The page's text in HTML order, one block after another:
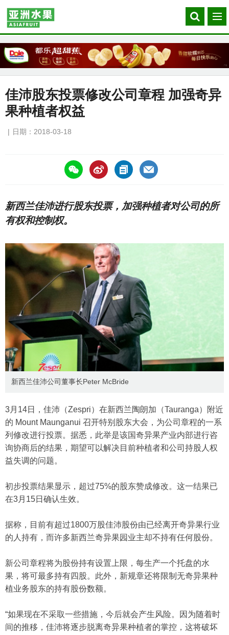
Search
our
菜
单
佳沛股东投票修改公司章程 加强奇异
果种植者权益
日期：2018-03-18
https://asiafruitchina.net/16737.html
新西兰佳沛进行股东投票，加强种植者对公司的所
有权和控制权。
新西兰佳沛公司董事长Peter McBride
3月14日，佳沛（Zespri）在新西兰陶朗加（Tauranga）附近
的 Mount Maunganui 召开特别股东大会，为公司章程的一系
列修改进行投票。据悉，此举是该国奇异果产业内部进行咨
询协商后的结果，期望可以解决目前种植者和公司持股人权
益失调的问题。
初步投票结果显示，超过75%的股东赞成修改。这一结果已
在3月15日确认生效。
据称，目前有超过1800万股佳沛股份由已经离开奇异果行业
的人持有，而许多新西兰奇异果园业主却不持有任何股份。
新公司章程将为股份持有设置上限，每生产一个托盘的水
果，将可最多持有四股。此外，新规章还将限制无奇异果种
植业务股东的持有股份数额。
“如果现在不采取一些措施，今后就会产生风险。因为随着时
间的推移，佳沛将逐步脱离奇异果种植者的掌控，这将破坏